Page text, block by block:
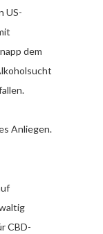
US-
dem
Anliegen.
CBD-